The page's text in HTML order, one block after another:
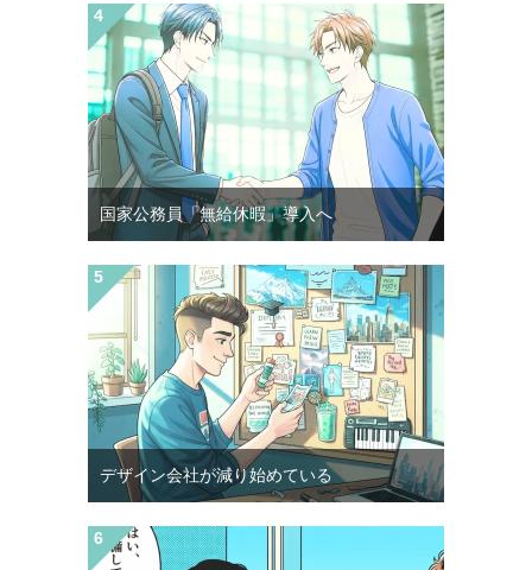
国家公務員「無給休暇」導入へ
デザイン会社が減り始めている